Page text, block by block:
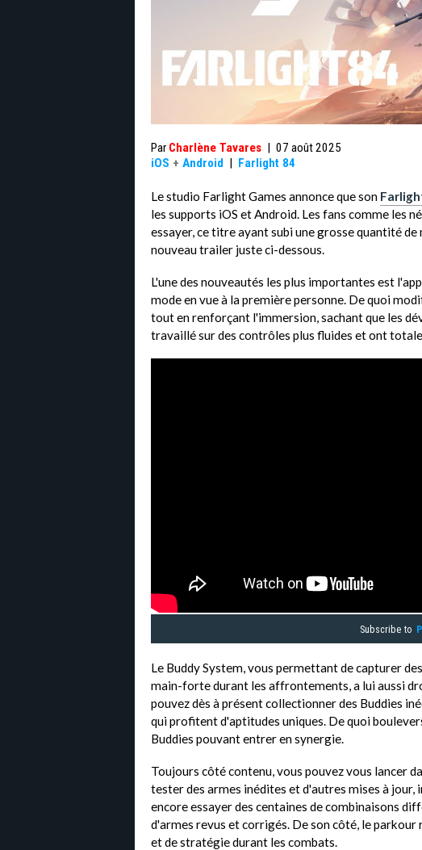
Par Charlène Tavares | 07 août 2025
iOS + Android | Farlight 84
Le studio Farlight Games annonce que son
les supports iOS et Android. Les fans comme les
essayer, ce titre ayant subi une grosse quantité
nouveau trailer juste ci-dessous.
L'une des nouveautés les plus importantes est
mode en vue à la première personne. De quoi
tout en renforçant l'immersion, sachant que les
travaillé sur des contrôles plus fluides et ont
Subscribe to
Le Buddy System, vous permettant de capturer
main-forte durant les affrontements, a lui aussi
pouvez dès à présent collectionner des Buddies
qui profitent d'aptitudes uniques. De quoi
Buddies pouvant entrer en synergie.
Toujours côté contenu, vous pouvez vous lancer
tester des armes inédites et d'autres mises à jour,
encore essayer des centaines de combinaisons
d'armes revus et corrigés. De son côté, le
et de stratégie durant les combats.